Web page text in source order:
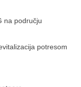
na području
potresom